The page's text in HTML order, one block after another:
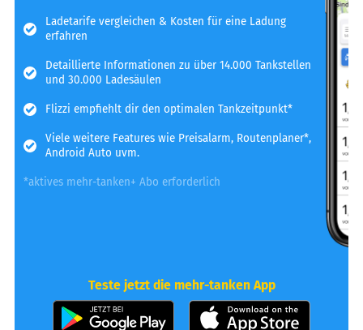
Ladetarife vergleichen & Kosten für eine Ladung
erfahren
Detaillierte Informationen zu über 14.000 Tankstellen
und 30.000 Ladesäulen
Flizzi empfiehlt dir den optimalen Tankzeitpunkt*
Viele weitere Features wie Preisalarm, Routenplaner*,
Android Auto uvm.
*aktives mehr-tanken+ Abo erforderlich
Teste jetzt die mehr-tanken App